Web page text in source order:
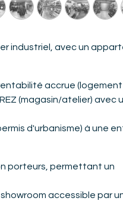
industriel, avec un
accrue
(magasin/atelier) avec
d'urbanisme) à une
porteurs, permettant un
accessible par